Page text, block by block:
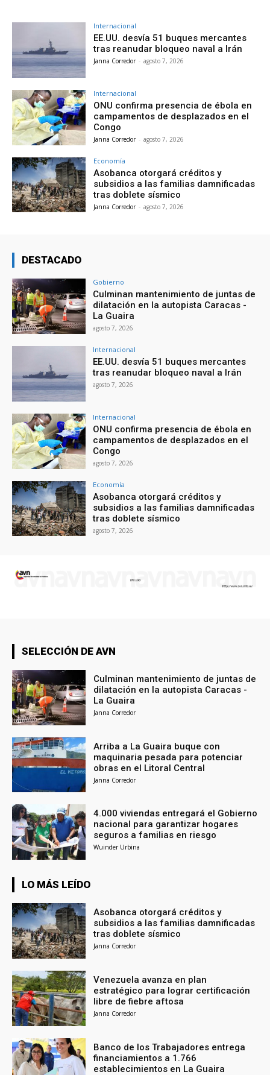
Internacional
EE.UU. desvía 51 buques mercantes
tras reanudar bloqueo naval a Irán
Janna Corredor - agosto 7, 2026
Internacional
ONU confirma presencia de ébola en
campamentos de desplazados en el
Congo
Janna Corredor - agosto 7, 2026
Economía
Asobanca otorgará créditos y
subsidios a las familias damnificadas
tras doblete sísmico
Janna Corredor - agosto 7, 2026
DESTACADO
Gobierno
Culminan mantenimiento de juntas de
dilatación en la autopista Caracas -
La Guaira
agosto 7, 2026
Internacional
EE.UU. desvía 51 buques mercantes
tras reanudar bloqueo naval a Irán
agosto 7, 2026
Internacional
ONU confirma presencia de ébola en
campamentos de desplazados en el
Congo
agosto 7, 2026
Economía
Asobanca otorgará créditos y
subsidios a las familias damnificadas
tras doblete sísmico
agosto 7, 2026
SELECCIÓN DE AVN
Culminan mantenimiento de juntas de
dilatación en la autopista Caracas -
La Guaira
Janna Corredor
Arriba a La Guaira buque con
maquinaria pesada para potenciar
obras en el Litoral Central
Janna Corredor
4.000 viviendas entregará el Gobierno
nacional para garantizar hogares
seguros a familias en riesgo
Wuinder Urbina
LO MÁS LEÍDO
Asobanca otorgará créditos y
subsidios a las familias damnificadas
tras doblete sísmico
Janna Corredor
Venezuela avanza en plan
estratégico para lograr certificación
libre de fiebre aftosa
Janna Corredor
Banco de los Trabajadores entrega
financiamientos a 1.766
establecimientos en La Guaira